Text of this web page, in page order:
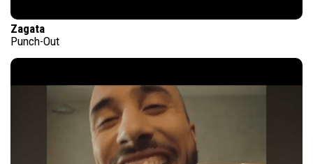
Zagata
Punch-Out